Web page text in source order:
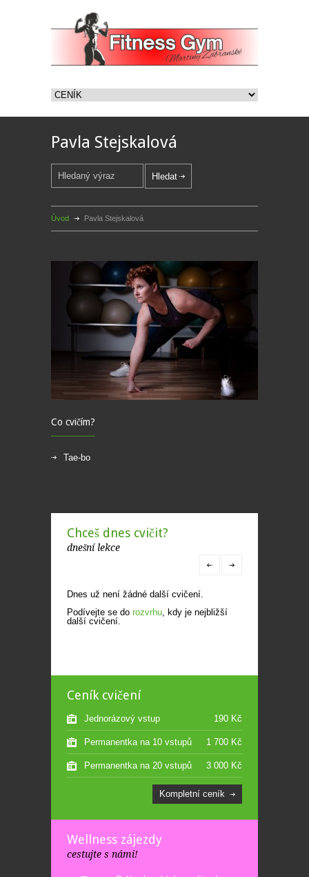
Pavla Stejskalová
Úvod Pavla Stejskalová
Co cvičím?
Tae-bo
Chceš dnes cvičit?
dnešní lekce
Dnes už není žádné další cvičení.
Podívejte se do rozvrhu, kdy je nejbližší
další cvičení.
Ceník cvičení
Jednorázový vstup 190 Kč
Permanentka na 10 vstupů 1 700 Kč
Permanentka na 20 vstupů 3 000 Kč
Kompletní ceník
Wellness zájezdy
cestujte s námi!